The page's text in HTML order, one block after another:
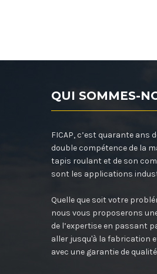
QUI SOMMES-
FICAP, c’est quarante ans
double compétence de la
tapis roulant et de son
sont les applications
Quelle que soit votre
nous vous proposerons
de l’expertise en passant
aller jusqu'à la fabrication
avec une garantie de